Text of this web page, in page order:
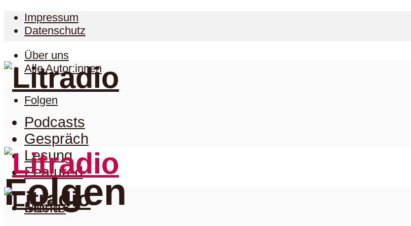
Impressum
Datenschutz
Über uns
Alle Autor:innen
Folgen
Folgen
Podcasts
Gespräch
Lesung
Featured
Menu
Suche